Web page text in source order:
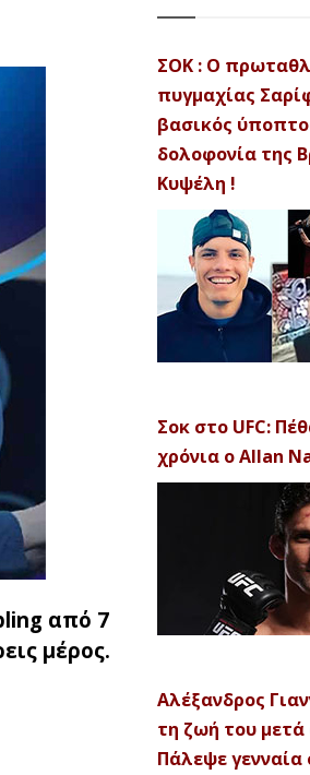
από 7
μέρος.
ΣΟΚ : Ο
πυγμαχίας
βασικός
δολοφονία της
Κυψέλη !
Σοκ στο UFC:
χρόνια ο Allan
Αλέξανδρος
τη ζωή του
Πάλεψε γενναία